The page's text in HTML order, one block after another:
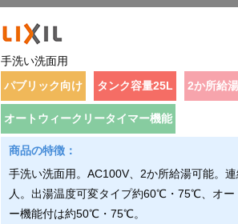
手洗い洗面用
パブリック向け
タンク容量25L 2か所給
オートウィークリータイマー機能
手洗い洗面用。AC100V、2か所給湯可能。
人。出湯温度可変タイプ約60℃・75℃、オー
ー機能付は約50℃・75℃。